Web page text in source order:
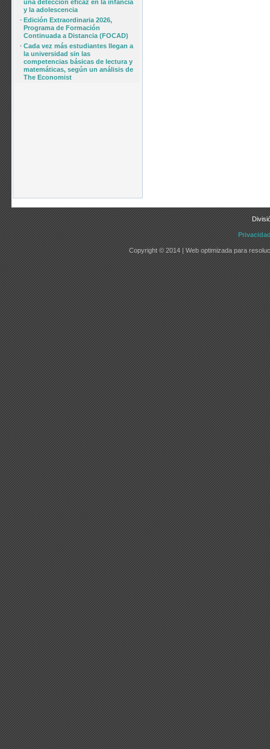
una detección eficaz en la infancia
y la adolescencia
· Edición Extraordinaria 2026,
Programa de Formación
Continuada a Distancia (FOCAD)
· Cada vez más estudiantes llegan a
la universidad sin las
competencias básicas de lectura y
matemáticas, según un análisis de
The Economist
Copyright © 2014 | Web optimizada para